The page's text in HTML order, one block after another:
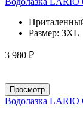
Размер: 3XL
3 980 ₽
Просмотр
Водолазка